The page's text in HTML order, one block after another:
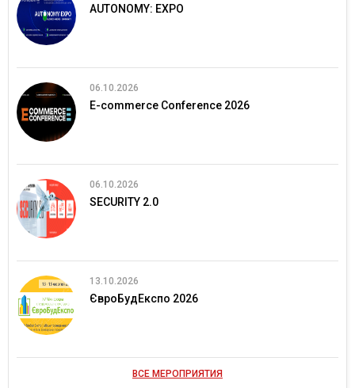
AUTONOMY: EXPO
06.10.2026
E-commerce Conference 2026
06.10.2026
SECURITY 2.0
13.10.2026
ЄвроБудЕкспо 2026
ВСЕ МЕРОПРИЯТИЯ